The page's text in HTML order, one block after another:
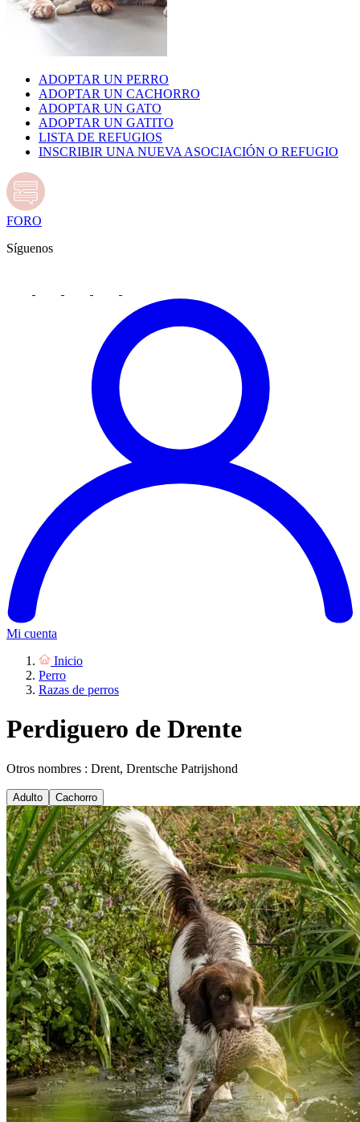
ADOPTAR UN PERRO
ADOPTAR UN CACHORRO
ADOPTAR UN GATO
ADOPTAR UN GATITO
LISTA DE REFUGIOS
INSCRIBIR UNA NUEVA ASOCIACIÓN O REFUGIO
FORO
Síguenos
Mi cuenta
Inicio
Perro
Razas de perros
Perdiguero de Drente
Otros nombres : Drent, Drentsche Patrijshond
Adulto Cachorro